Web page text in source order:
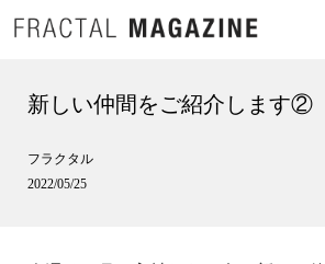
新しい仲間をご紹介します②
フラクタル
2022/05/25